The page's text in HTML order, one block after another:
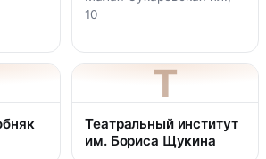
10
Т
Театральный институт
им. Бориса Щукина